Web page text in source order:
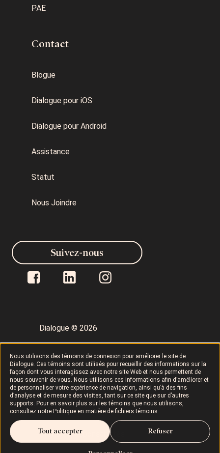
Nous utilisons des témoins de connexion pour améliorer le site de
Dialogue. Ces témoins sont utilisés pour recueillir des informations sur la
façon dont vous interagissez avec notre site Web et nous permettent de
nous souvenir de vous. Nous utilisons ces informations afin d’améliorer et
de personnaliser votre expérience de navigation, ainsi qu’à des fins
d’analyse et de mesure des visites, tant sur ce site que sur d’autres
supports. Pour en savoir plus sur les témoins que nous utilisons,
consultez notre Politique en matière de fichiers témoins
Tout accepter Refuser
PAE
Contact
Blogue
Dialogue pour iOS
Dialogue pour Android
Assistance
Statut
Nous Joindre
Dialogue © 2026
Politique de confidentialité
Conditions d’utilisation LAPHO
Politique sur les témoins
Droits et responsabilités
Suivez-nous